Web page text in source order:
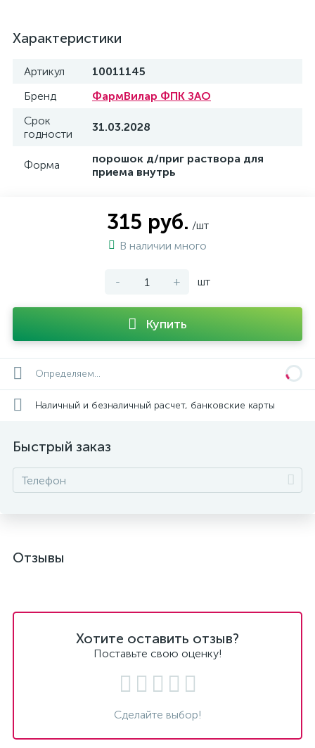
Характеристики
Артикул
10011145
Бренд
ФармВилар ФПК ЗАО
Срок
годности
31.03.2028
Форма
порошок д/приг раствора для
приема внутрь
315 руб. /шт
В наличии много
- + шт
Купить
Определяем...
Наличный и безналичный расчет, банковские карты
Быстрый заказ
Отзывы
Хотите оставить отзыв?
Поставьте свою оценку!
Сделайте выбор!